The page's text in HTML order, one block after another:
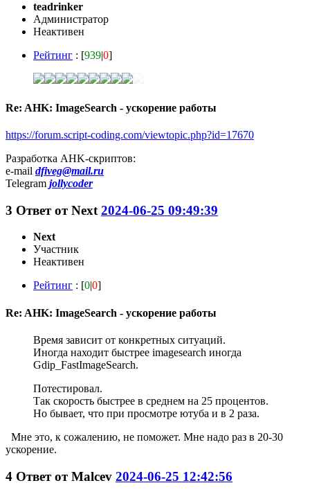
teadrinker
Администратор
Неактивен
Рейтинг : [939|0]
Re: AHK: ImageSearch - ускорение работы
https://forum.script-coding.com/viewtopic.php?id=17670
Разработка AHK-скриптов:
e-mail dfiveg@mail.ru
Telegram jollycoder
3 Ответ отNext 2024-06-25 09:49:39
Next
Участник
Неактивен
Рейтинг : [0|0]
Re: AHK: ImageSearch - ускорение работы
Время зависит от конкретных ситуаций.
Иногда находит быстрее imagesearch иногда
Gdip_FastImageSearch.
Потестировал.
Так скорость быстрее в среднем на 25 процентов.
Но бывает, что при просмотре ютуба и в 2 раза.
Мне это, к сожалению, не поможет. Мне надо раз в 20-30
ускорение.
4 Ответ отMalcev 2024-06-25 12:42:56